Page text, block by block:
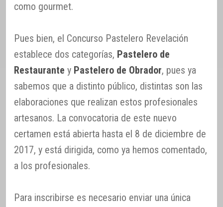
como gourmet.
Pues bien, el Concurso Pastelero Revelación
establece dos categorías, Pastelero de
Restaurante y Pastelero de Obrador, pues ya
sabemos que a distinto público, distintas son las
elaboraciones que realizan estos profesionales
artesanos. La convocatoria de este nuevo
certamen está abierta hasta el 8 de diciembre de
2017, y está dirigida, como ya hemos comentado,
a los profesionales.
Para inscribirse es necesario enviar una única